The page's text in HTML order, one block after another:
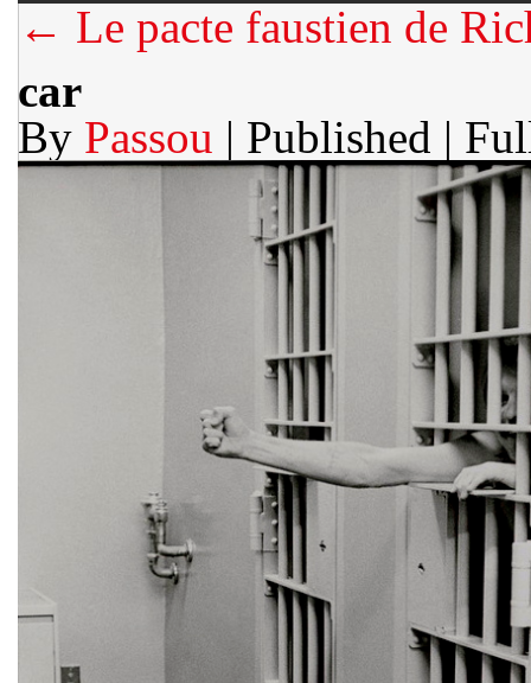
← Le pacte faustien de
car
By Passou | Published |